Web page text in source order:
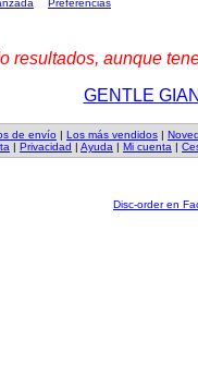
Preferencias
resultados, aunque
GENTLE
de envío | Los más vendidos |
| Privacidad | Ayuda | Mi cuenta |
Disc-order en